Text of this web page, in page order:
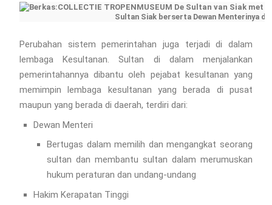
Sultan Siak berserta Dewan Menterinya
Perubahan sistem pemerintahan juga terjadi di dalam
lembaga Kesultanan. Sultan di dalam menjalankan
pemerintahannya dibantu oleh pejabat kesultanan yang
memimpin lembaga kesultanan yang berada di pusat
maupun yang berada di daerah, terdiri dari:
Dewan Menteri
Bertugas dalam memilih dan mengangkat seorang
sultan dan membantu sultan dalam merumuskan
hukum peraturan dan undang-undang
Hakim Kerapatan Tinggi